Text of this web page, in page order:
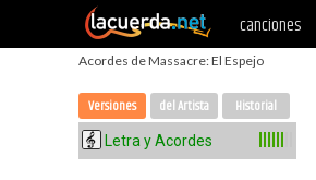
canciones
Acordes de Massacre: El Espejo
Versiones del Artista Historial
Letra y Acordes